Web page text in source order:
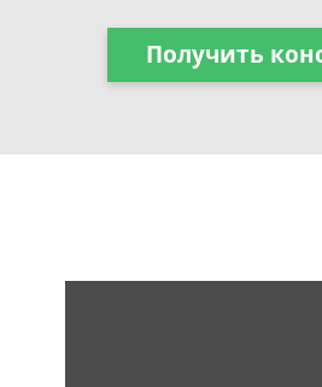
Получить